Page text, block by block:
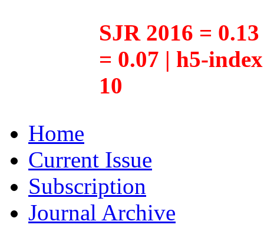
SJR 2016 =
= 0.07 | h5-
10
Home
Current Issue
Subscription
Journal Archive